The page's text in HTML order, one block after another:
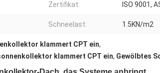
Zertifikat: ISO 9001,
Schneelast: 1.5KN/m2
klammert CPT ein,
klammert CPT ein, Gewölbtes